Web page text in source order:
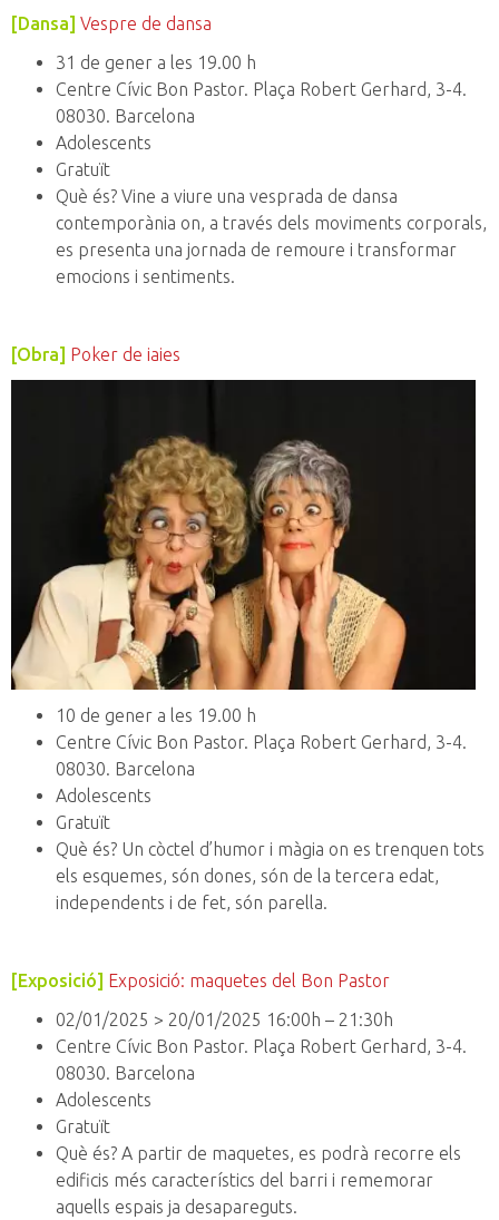
[Dansa] Vespre de dansa
31 de gener a les 19.00 h
Centre Cívic Bon Pastor. Plaça Robert Gerhard, 3-4.
08030. Barcelona
Adolescents
Gratuït
Què és? Vine a viure una vesprada de dansa
contemporània on, a través dels moviments corporals,
es presenta una jornada de remoure i transformar
emocions i sentiments.
[Obra] Poker de iaies
10 de gener a les 19.00 h
Centre Cívic Bon Pastor. Plaça Robert Gerhard, 3-4.
08030. Barcelona
Adolescents
Gratuït
Què és? Un còctel d’humor i màgia on es trenquen tots
els esquemes, són dones, són de la tercera edat,
independents i de fet, són parella.
[Exposició] Exposició: maquetes del Bon Pastor
02/01/2025 > 20/01/2025 16:00h – 21:30h
Centre Cívic Bon Pastor. Plaça Robert Gerhard, 3-4.
08030. Barcelona
Adolescents
Gratuït
Què és? A partir de maquetes, es podrà recorre els
edificis més característics del barri i rememorar
aquells espais ja desapareguts.